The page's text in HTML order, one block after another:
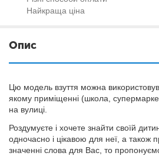
Найкраща ціна
Опис
Цю модель взуття можна
якому приміщенні (школа,
на вулиці.
Роздумуєте і хочете знайти своїй
одночасно і цікавою для неї, а також
значенні слова для Вас, то